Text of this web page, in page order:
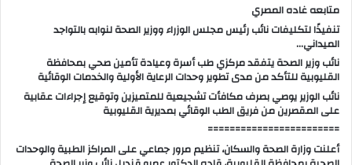
متابعه غاده المصري
تنفيذًا لتكليفات نائب رئيس مجلس الوزراء ووزير الصحة لنوابه بالتواجد
الميداني…
نائب وزير الصحة يتفقد مركزي طب أسرة وعيادة تأمين صحي بمحافظة
القليوبية للتأكد من مدى تطوير وحدات الرعاية الأولية والخدمات الوقائية
نائب الوزير يوصي بصرف مكافأت تشجيعية للمتميزين وتوقيع إجراءات عقابية
على المقصرين من فريق الطب الوقائي بمديرية القليوبية
========================
أعلنت وزارة الصحة والسكان، تنظيم مرور جماعي على المراكز الطبية والوحدات